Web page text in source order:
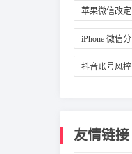
定位设置
苹果微信改定
位教程
iPhone 微信分
身方法
抖音账号风控
友情链接